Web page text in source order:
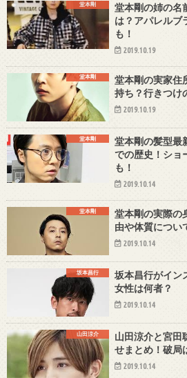
堂本剛
堂本剛の姉の名
は？アパレルブ
も！
2019.10.19
堂本剛
堂本剛の実家住
持ち？行きつけ
2019.10.19
堂本剛
堂本剛の髪型最
での歴史！ショ
も！
2019.10.14
堂本剛
堂本剛の実際の
由や体質につい
2019.10.14
坂本昌行
坂本昌行がイン
女性は何者？
2019.10.14
山田涼介
山田涼介と宮田
せまとめ！破局
2019.10.14